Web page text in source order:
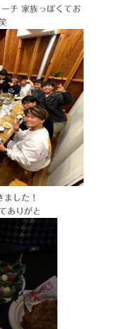
チ 家族っぽくてお
した！
ありがと